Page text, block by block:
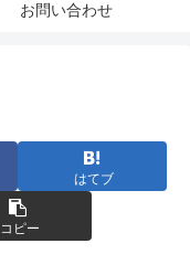
お問い合わせ
はてブ
コピー